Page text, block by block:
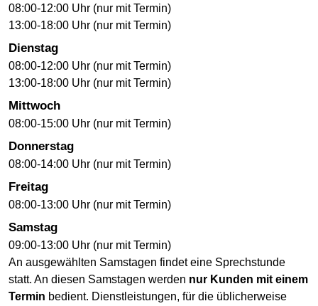
08:00-12:00 Uhr (nur mit Termin)
13:00-18:00 Uhr (nur mit Termin)
Dienstag
08:00-12:00 Uhr (nur mit Termin)
13:00-18:00 Uhr (nur mit Termin)
Mittwoch
08:00-15:00 Uhr (nur mit Termin)
Donnerstag
08:00-14:00 Uhr (nur mit Termin)
Freitag
08:00-13:00 Uhr (nur mit Termin)
Samstag
09:00-13:00 Uhr (nur mit Termin)
An ausgewählten Samstagen findet eine Sprechstunde
statt. An diesen Samstagen werden nur Kunden mit einem
Termin bedient. Dienstleistungen, für die üblicherweise